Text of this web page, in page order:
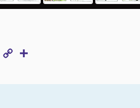
WhatsApp
Copy
Link